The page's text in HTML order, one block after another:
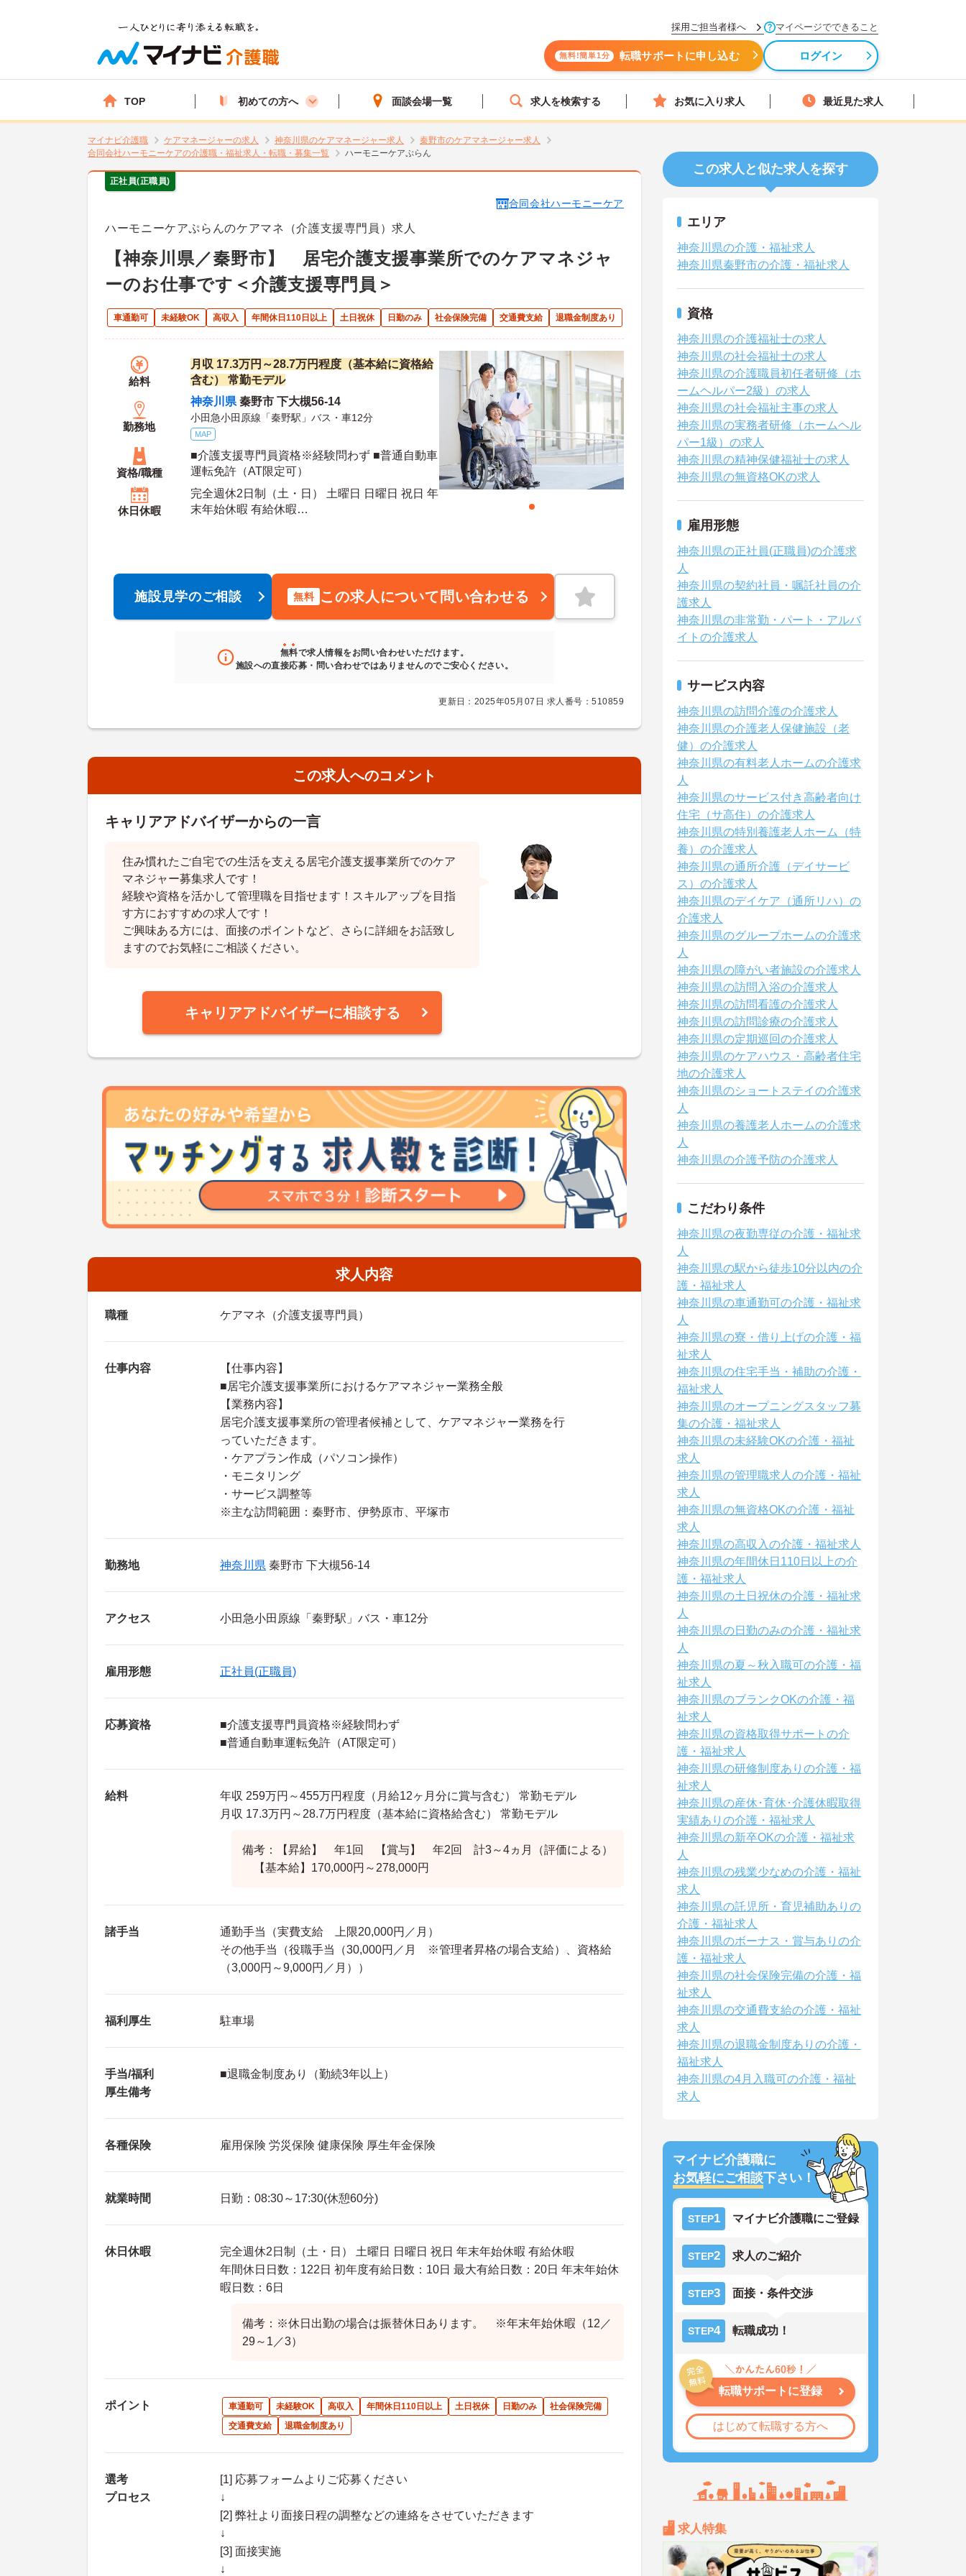
採用ご担当者様へ マイページでできること
無料!簡単1分 転職サポートに申し込む ログイン
TOP 初めての方へ 面談会場一覧 求人を検索する お気に入り求人 最近見た求人
マイナビ介護職 ケアマネージャーの求人 神奈川県のケアマネージャー求人
秦野市のケアマネージャー求人
合同会社ハーモニーケアの介護職・福祉求人・転職・募集一覧
ハーモニーケアぷらん
正社員(正職員)
合同会社ハーモニーケア
ハーモニーケアぷらんのケアマネ（介護支援専門員）求人
【神奈川県／秦野市】 居宅介護支援事業所でのケアマネジャ
ーのお仕事です＜介護支援専門員＞
車通勤可 未経験OK 高収入 年間休日110日以上 土日祝休 日勤のみ 社会保険完備 交通費支給 退職金制度あり
給料
月収 17.3万円～28.7万円程度（基本給に資格給
含む） 常勤モデル
勤務地
神奈川県 秦野市 下大槻56-14
小田急小田原線「秦野駅」バス・車12分
MAP
資格/職種
■介護支援専門員資格※経験問わず ■普通自動車
運転免許（AT限定可）
休日休暇
完全週休2日制（土・日） 土曜日 日曜日 祝日 年
末年始休暇 有給休暇
施設見学のご相談 無料 この求人について問い合わせる
無料で求人情報をお問い合わせいただけます。
施設への直接応募・問い合わせではありませんのでご安心ください。
更新日：2025年05月07日 求人番号：510859
この求人へのコメント
キャリアアドバイザーからの一言
住み慣れたご自宅での生活を支える居宅介護支援事業所でのケア
マネジャー募集求人です！
経験や資格を活かして管理職を目指せます！スキルアップを目指
す方におすすめの求人です！
ご興味ある方には、面接のポイントなど、さらに詳細をお話致し
ますのでお気軽にご相談ください。
キャリアアドバイザーに相談する
求人内容
職種 ケアマネ（介護支援専門員）
仕事内容
【仕事内容】
■居宅介護支援事業所におけるケアマネジャー業務全般
【業務内容】
居宅介護支援事業所の管理者候補として、ケアマネジャー業務を行
っていただきます。
・ケアプラン作成（パソコン操作）
・モニタリング
・サービス調整等
※主な訪問範囲：秦野市、伊勢原市、平塚市
勤務地 神奈川県 秦野市 下大槻56-14
アクセス 小田急小田原線「秦野駅」バス・車12分
雇用形態 正社員(正職員)
応募資格
■介護支援専門員資格※経験問わず
■普通自動車運転免許（AT限定可）
給料
年収 259万円～455万円程度（月給12ヶ月分に賞与含む） 常勤モデル
月収 17.3万円～28.7万円程度（基本給に資格給含む） 常勤モデル
備考：【昇給】 年1回 【賞与】 年2回 計3～4ヵ月（評価による）
【基本給】170,000円～278,000円
諸手当
通勤手当（実費支給 上限20,000円／月）
その他手当（役職手当（30,000円／月 ※管理者昇格の場合支給）、資格給
（3,000円～9,000円／月））
福利厚生 駐車場
手当/福利
厚生備考
■退職金制度あり（勤続3年以上）
各種保険 雇用保険 労災保険 健康保険 厚生年金保険
就業時間 日勤：08:30～17:30(休憩60分)
休日休暇
完全週休2日制（土・日） 土曜日 日曜日 祝日 年末年始休暇 有給休暇
年間休日日数：122日 初年度有給日数：10日 最大有給日数：20日 年末年始休
暇日数：6日
備考：※休日出勤の場合は振替休日あります。 ※年末年始休暇（12／
29～1／3）
ポイント 車通勤可 未経験OK 高収入 年間休日110日以上 土日祝休 日勤のみ
社会保険完備
交通費支給
退職金制度あり
選考
プロセス
[1] 応募フォームよりご応募ください
↓
[2] 弊社より面接日程の調整などの連絡をさせていただきます
↓
[3] 面接実施
↓
この求人と似た求人を探す
エリア
神奈川県の介護・福祉求人
神奈川県秦野市の介護・福祉求人
資格
神奈川県の介護福祉士の求人
神奈川県の社会福祉士の求人
神奈川県の介護職員初任者研修（ホ
ームヘルパー2級）の求人
神奈川県の社会福祉主事の求人
神奈川県の実務者研修（ホームヘル
パー1級）の求人
神奈川県の精神保健福祉士の求人
神奈川県の無資格OKの求人
雇用形態
神奈川県の正社員(正職員)の介護求
人
神奈川県の契約社員・嘱託社員の介
護求人
神奈川県の非常勤・パート・アルバ
イトの介護求人
サービス内容
神奈川県の訪問介護の介護求人
神奈川県の介護老人保健施設（老
健）の介護求人
神奈川県の有料老人ホームの介護求
人
神奈川県のサービス付き高齢者向け
住宅（サ高住）の介護求人
神奈川県の特別養護老人ホーム（特
養）の介護求人
神奈川県の通所介護（デイサービ
ス）の介護求人
神奈川県のデイケア（通所リハ）の
介護求人
神奈川県のグループホームの介護求
人
神奈川県の障がい者施設の介護求人
神奈川県の訪問入浴の介護求人
神奈川県の訪問看護の介護求人
神奈川県の訪問診療の介護求人
神奈川県の定期巡回の介護求人
神奈川県のケアハウス・高齢者住宅
地の介護求人
神奈川県のショートステイの介護求
人
神奈川県の養護老人ホームの介護求
人
神奈川県の介護予防の介護求人
こだわり条件
神奈川県の夜勤専従の介護・福祉求
人
神奈川県の駅から徒歩10分以内の介
護・福祉求人
神奈川県の車通勤可の介護・福祉求
人
神奈川県の寮・借り上げの介護・福
祉求人
神奈川県の住宅手当・補助の介護・
福祉求人
神奈川県のオープニングスタッフ募
集の介護・福祉求人
神奈川県の未経験OKの介護・福祉
求人
神奈川県の管理職求人の介護・福祉
求人
神奈川県の無資格OKの介護・福祉
求人
神奈川県の高収入の介護・福祉求人
神奈川県の年間休日110日以上の介
護・福祉求人
神奈川県の土日祝休の介護・福祉求
人
神奈川県の日勤のみの介護・福祉求
人
神奈川県の夏～秋入職可の介護・福
祉求人
神奈川県のブランクOKの介護・福
祉求人
神奈川県の資格取得サポートの介
護・福祉求人
神奈川県の研修制度ありの介護・福
祉求人
神奈川県の産休･育休･介護休暇取得
実績ありの介護・福祉求人
神奈川県の新卒OKの介護・福祉求
人
神奈川県の残業少なめの介護・福祉
求人
神奈川県の託児所・育児補助ありの
介護・福祉求人
神奈川県のボーナス・賞与ありの介
護・福祉求人
神奈川県の社会保険完備の介護・福
祉求人
神奈川県の交通費支給の介護・福祉
求人
神奈川県の退職金制度ありの介護・
福祉求人
神奈川県の4月入職可の介護・福祉
求人
マイナビ介護職に
お気軽にご相談下さい！
STEP1 マイナビ介護職にご登録
STEP2 求人のご紹介
STEP3 面接・条件交渉
STEP4 転職成功！
転職サポートに登録
はじめて転職する方へ
求人特集